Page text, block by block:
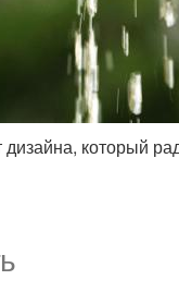
который